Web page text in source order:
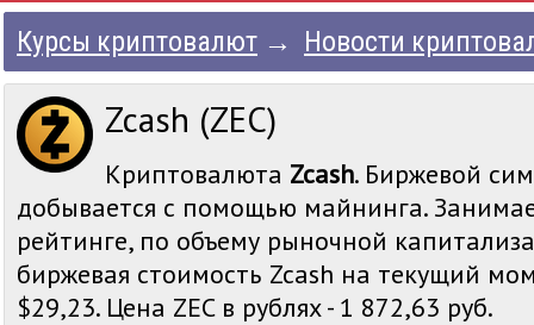
Курсы криптовалют → Новости
Zcash (ZEC)
Криптовалюта Zcash. Биржевой
добывается с помощью майнинга.
рейтинге, по объему рыночной
биржевая стоимость Zcash на текущий
$29,23. Цена ZEC в рублях - 1 872,63 руб.